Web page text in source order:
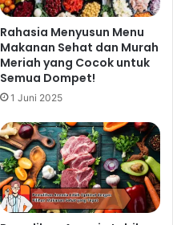
Rahasia Menyusun Menu
Makanan Sehat dan Murah
Meriah yang Cocok untuk
Semua Dompet!
1 Juni 2025